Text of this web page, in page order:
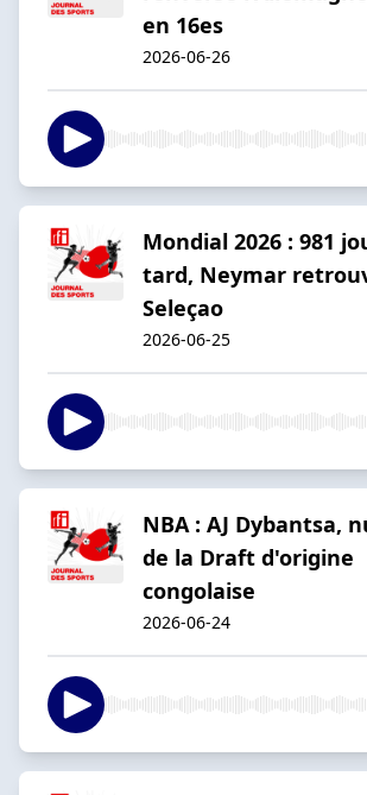
en 16es
2026-06-26
Mondial 2026 : 981
tard, Neymar
Seleçao
2026-06-25
NBA : AJ Dybantsa,
de la Draft d'origine
congolaise
2026-06-24